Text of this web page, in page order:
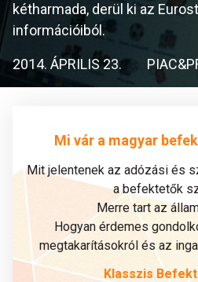
kétharmada, derül ki az
információiból.
2014. ÁPRILIS 23.
Mi vár a magyar
Mit jelentenek az adózási és
a befektetők
Merre tart az
Hogyan érdemes
megtakarításokról és az
Klasszis